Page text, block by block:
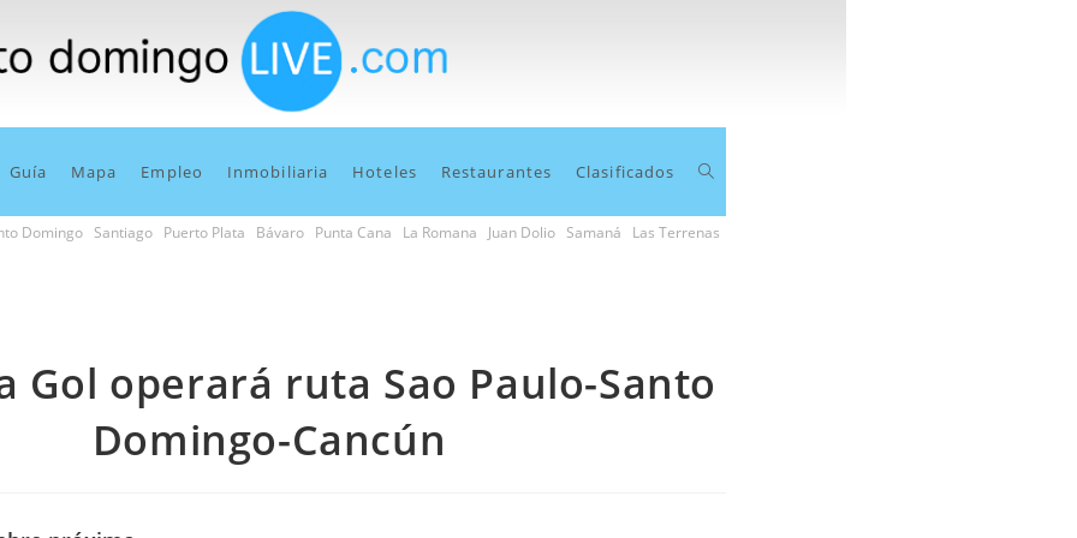
Guía Mapa Empleo Inmobiliaria Hoteles Restaurantes Clasificados Toggle
Domingo Santiago Puerto Plata Bávaro Punta Cana La Romana Juan Dolio Samaná Las Terrenas
Gol operará ruta Sao Paulo-Santo
Domingo-Cancún